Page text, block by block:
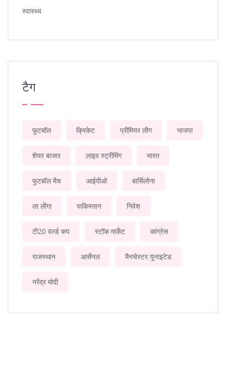
स्वास्थ्य
टैग
फुटबॉल क्रिकेट प्रीमियर लीग भाजपा
शेयर बाजार लाइव स्ट्रीमिंग भारत
फुटबॉल मैच आईपीओ बार्सिलोना
ला लीगा पाकिस्तान निवेश
टी20 वर्ल्ड कप स्टॉक मार्केट कांग्रेस
राजस्थान आर्सेनल मैनचेस्टर यूनाइटेड
नरेंद्र मोदी